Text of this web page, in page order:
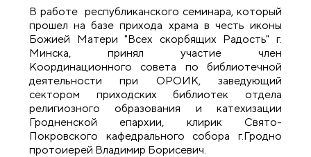
В работе республиканского семинара, который
прошел на базе прихода храма в честь иконы
Божией Матери "Всех скорбящих Радость" г.
Минска, принял участие член
Координационного совета по библиотечной
деятельности при ОРОИК, заведующий
сектором приходских библиотек отдела
религиозного образования и катехизации
Гродненской епархии, клирик Свято-
Покровского кафедрального собора г.Гродно
протоиерей Владимир Борисевич.